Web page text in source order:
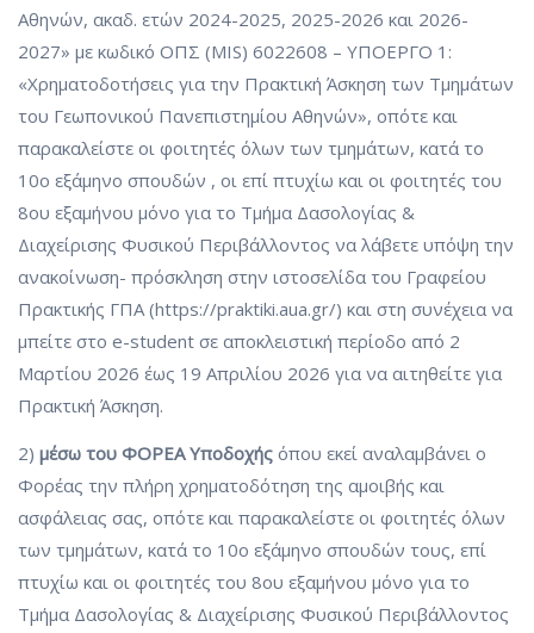
Αθηνών, ακαδ. ετών 2024-2025, 2025-2026 και 2026-
2027» με κωδικό ΟΠΣ (MIS) 6022608 – ΥΠΟΕΡΓΟ 1:
«Χρηματοδοτήσεις για την Πρακτική Άσκηση των Τμημάτων
του Γεωπονικού Πανεπιστημίου Αθηνών», οπότε και
παρακαλείστε οι φοιτητές όλων των τμημάτων, κατά το
10ο εξάμηνο σπουδών , οι επί πτυχίω και οι φοιτητές του
8ου εξαμήνου μόνο για το Τμήμα Δασολογίας &
Διαχείρισης Φυσικού Περιβάλλοντος να λάβετε υπόψη την
ανακοίνωση- πρόσκληση στην ιστοσελίδα του Γραφείου
Πρακτικής ΓΠΑ (https://praktiki.aua.gr/) και στη συνέχεια να
μπείτε στο e-student σε αποκλειστική περίοδο από 2
Μαρτίου 2026 έως 19 Απριλίου 2026 για να αιτηθείτε για
Πρακτική Άσκηση.
2) μέσω του ΦΟΡΕΑ Υποδοχής όπου εκεί αναλαμβάνει ο
Φορέας την πλήρη χρηματοδότηση της αμοιβής και
ασφάλειας σας, οπότε και παρακαλείστε οι φοιτητές όλων
των τμημάτων, κατά το 10ο εξάμηνο σπουδών τους, επί
πτυχίω και οι φοιτητές του 8ου εξαμήνου μόνο για το
Τμήμα Δασολογίας & Διαχείρισης Φυσικού Περιβάλλοντος